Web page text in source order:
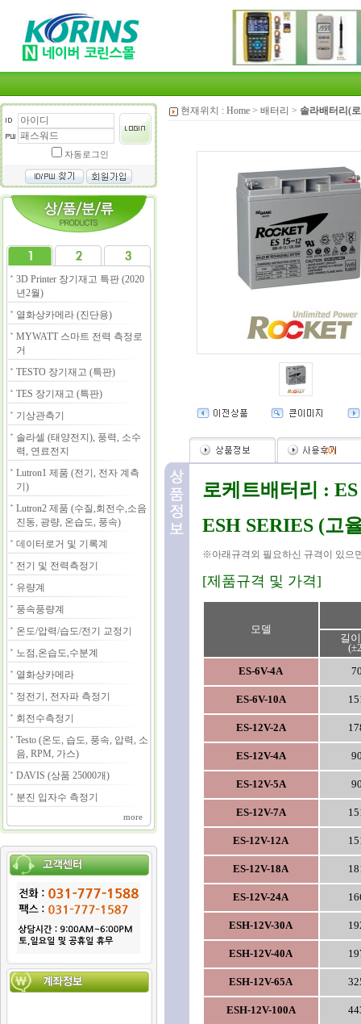
자동로그인
3D Printer 장기재고 특판 (2020
년2월)
열화상카메라 (진단용)
MYWATT 스마트 전력 측정로
거
TESTO 장기재고 (특판)
TES 장기재고 (특판)
기상관측기
솔라셀 (태양전지), 풍력, 소수
력, 연료전지
Lutron1 제품 (전기, 전자 계측
기)
Lutron2 제품 (수질,회전수,소음
진동, 광량, 온습도, 풍속)
데이터로거 및 기록계
전기 및 전력측정기
유량계
풍속풍량계
온도/압력/습도/전기 교정기
노점,온습도,수분계
열화상카메라
정전기, 전자파 측정기
회전수측정기
Testo (온도, 습도, 풍속, 압력, 소
음, RPM, 가스)
DAVIS (상품 25000개)
분진 입자수 측정기
more
현재위치 : Home > 배터리 > 솔라배터리(
(0)
로케트배터리 :
ESH SERIES (고
※아래규격외 필요하신 규격이 있으
[제품규격 및 가격]
모델
길
ES-6V-4A
ES-6V-10A
ES-12V-2A
ES-12V-4A
ES-12V-5A
ES-12V-7A
ES-12V-12A
ES-12V-18A
ES-12V-24A
ESH-12V-30A
ESH-12V-40A
ESH-12V-65A
ESH-12V-100A